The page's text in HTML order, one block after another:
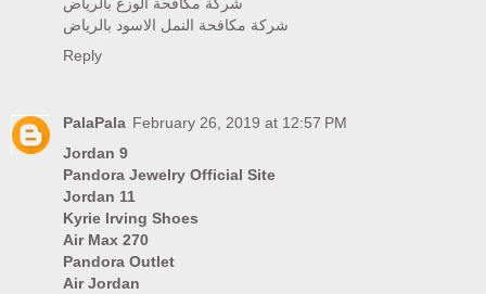
شركة مكافحة النمل الاسود بالرياض
Reply
PalaPala February 26, 2019 at 12:57 PM
Jordan 9
Pandora Jewelry Official Site
Jordan 11
Kyrie Irving Shoes
Air Max 270
Pandora Outlet
Air Jordan